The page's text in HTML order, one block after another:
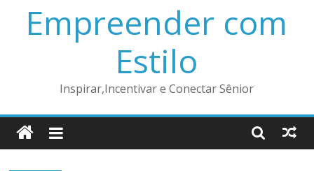
Empreender com
Estilo
Inspirar,Incentivar e Conectar Sênior